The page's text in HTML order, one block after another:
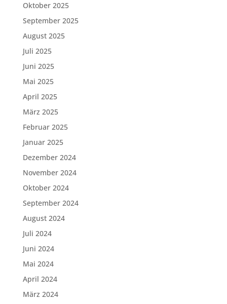
Oktober 2025
September 2025
August 2025
Juli 2025
Juni 2025
Mai 2025
April 2025
März 2025
Februar 2025
Januar 2025
Dezember 2024
November 2024
Oktober 2024
September 2024
August 2024
Juli 2024
Juni 2024
Mai 2024
April 2024
März 2024